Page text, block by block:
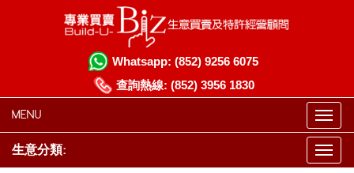
Whatsapp: (852) 9256 6075
查詢熱線: (852) 3956 1830
MENU
生意分類: